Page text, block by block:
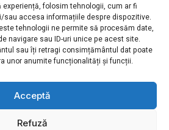
experiență, folosim tehnologii, cum ar fi
sau accesa informațiile despre dispozitive.
tehnologii ne permite să procesăm date,
navigare sau ID-uri unice pe acest site.
sau îți retragi consimțământul dat poate
unor anumite funcționalități și funcții.
Acceptă
Refuză